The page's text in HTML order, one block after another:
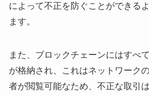
によって不正を防ぐことができる
ます。
また、ブロックチェーンにはすべ
が格納され、これはネットワーク
者が閲覧可能なため、不正な取引